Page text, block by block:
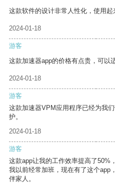
这款软件的设计非常人性化，使用起
2024-01-18
游客
这款加速器app的价格有点贵，可以
2024-01-18
游客
这款加速器VPM应用程序已经为我
护。
2024-01-18
游客
这款app让我的工作效率提高了50%
我以前经常加班，现在有了这个app
伴家人。